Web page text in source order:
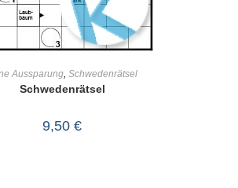
Aussparung, Schwedenrätsel
Schwedenrätsel
9,50 €